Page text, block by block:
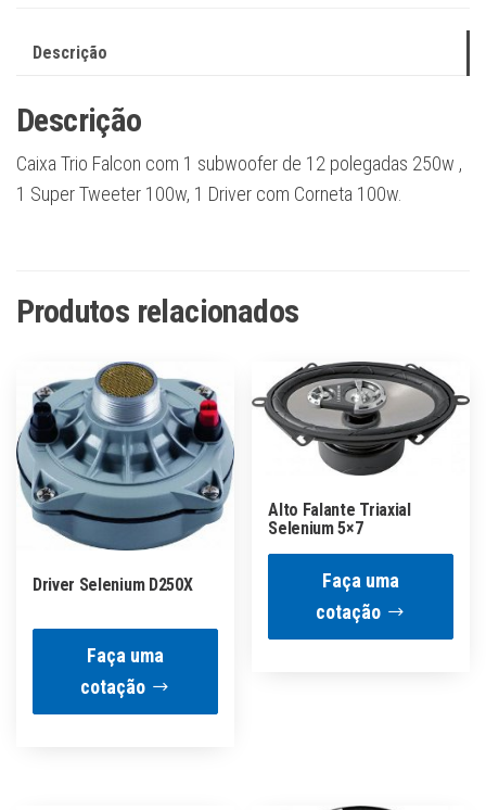
Descrição
Descrição
Caixa Trio Falcon com 1 subwoofer de 12 polegadas 250w ,
1 Super Tweeter 100w, 1 Driver com Corneta 100w.
Produtos relacionados
Driver Selenium D250X
Faça uma
cotação
Alto Falante Triaxial
Selenium 5×7
Faça uma
cotação